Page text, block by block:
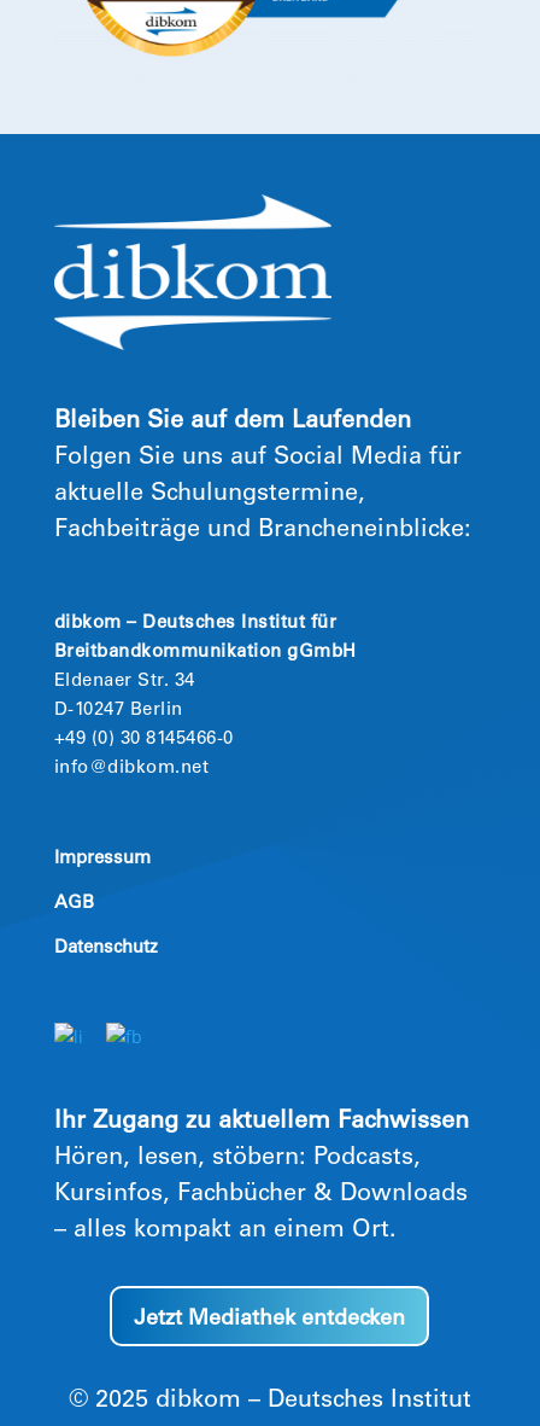
Bleiben Sie auf dem Laufenden
Folgen Sie uns auf Social Media für
aktuelle Schulungstermine,
Fachbeiträge und Brancheneinblicke:
dibkom – Deutsches Institut für
Breitbandkommunikation gGmbH
Eldenaer Str. 34
D-10247 Berlin
+49 (0) 30 8145466-0
info@dibkom.net
Impressum
AGB
Datenschutz
Ihr Zugang zu aktuellem Fachwissen
Hören, lesen, stöbern: Podcasts,
Kursinfos, Fachbücher & Downloads
– alles kompakt an einem Ort.
Jetzt Mediathek entdecken
© 2025 dibkom – Deutsches Institut